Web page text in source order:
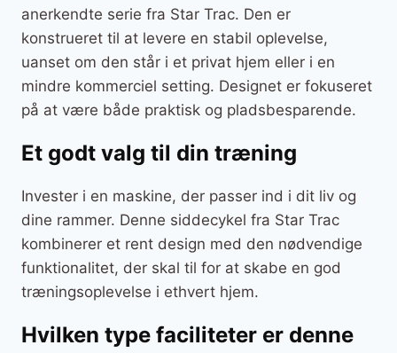
anerkendte serie fra Star Trac. Den er
konstrueret til at levere en stabil oplevelse,
uanset om den står i et privat hjem eller i en
mindre kommerciel setting. Designet er fokuseret
på at være både praktisk og pladsbesparende.
Et godt valg til din træning
Invester i en maskine, der passer ind i dit liv og
dine rammer. Denne siddecykel fra Star Trac
kombinerer et rent design med den nødvendige
funktionalitet, der skal til for at skabe en god
træningsoplevelse i ethvert hjem.
Hvilken type faciliteter er denne